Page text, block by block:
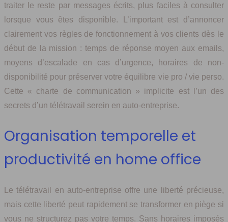
traiter le reste par messages écrits, plus faciles à consulter
lorsque vous êtes disponible. L’important est d’annoncer
clairement vos règles de fonctionnement à vos clients dès le
début de la mission : temps de réponse moyen aux emails,
moyens d’escalade en cas d’urgence, horaires de non-
disponibilité pour préserver votre équilibre vie pro / vie perso.
Cette « charte de communication » implicite est l’un des
secrets d’un télétravail serein en auto-entreprise.
Organisation temporelle et
productivité en home office
Le télétravail en auto-entreprise offre une liberté précieuse,
mais cette liberté peut rapidement se transformer en piège si
vous ne structurez pas votre temps. Sans horaires imposés